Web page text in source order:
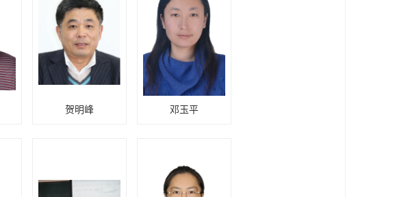
贺明峰 邓玉平